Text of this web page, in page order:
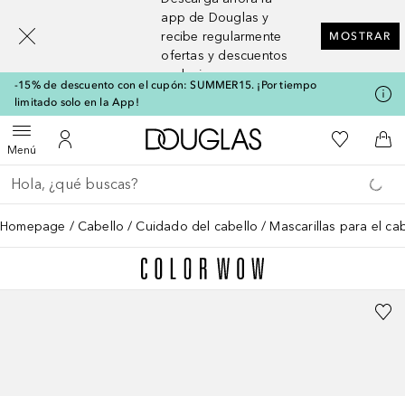
app de Douglas y
recibe regularmente
ofertas y descuentos
exclusivos
MOSTRAR
-15% de descuento con el cupón: SUMMER15. ¡Por tiempo
limitado solo en la App!
MenúAbrir menúMi cuenta
A Douglas HomeMi lista de
A
Regresar
Ejecutar búsqueda
Homepage Cabello Cuidado del cabello Mascarillas para el
[navigation.slideout.screenreader]